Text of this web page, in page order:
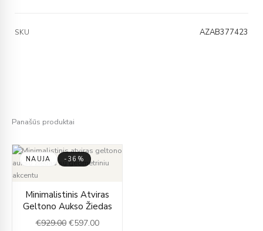
SKU AZAB377423
Panašūs produktai
NAUJA -36%
Minimalistinis Atviras
Geltono Aukso Žiedas
€929.00
price
was:
€929.00.
€597.00
price
is:
€597.00.